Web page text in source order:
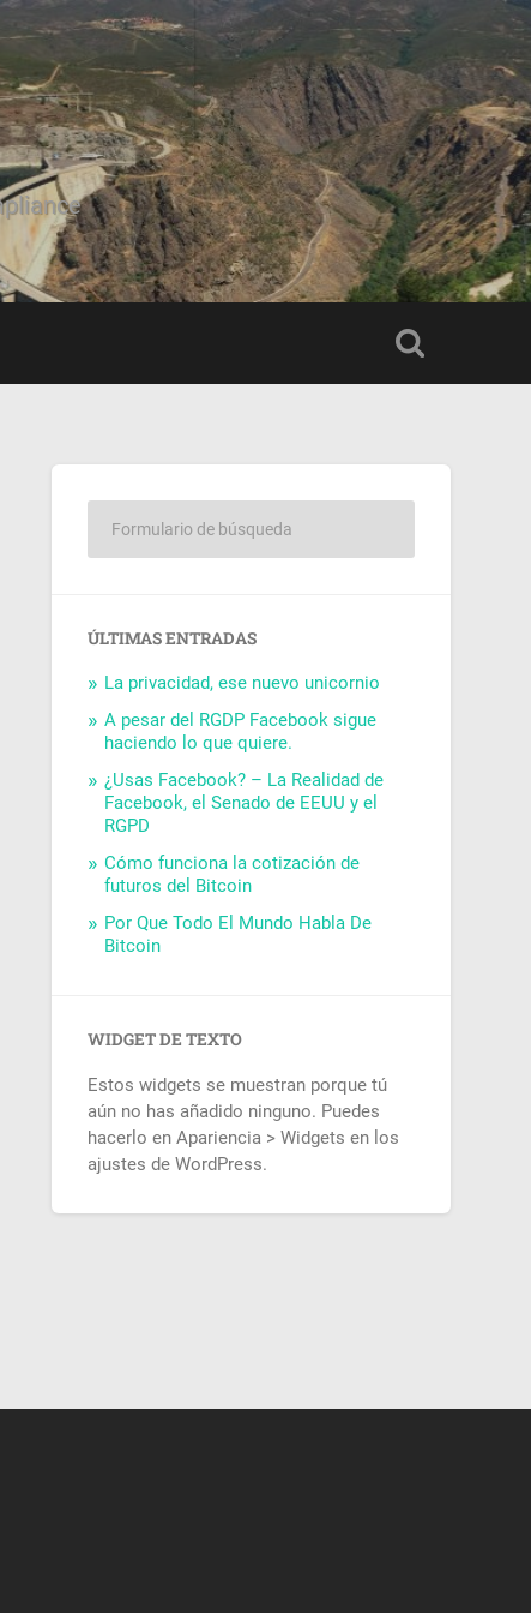
ÚLTIMAS ENTRADAS
La privacidad, ese nuevo unicornio
A pesar del RGDP Facebook sigue
haciendo lo que quiere.
¿Usas Facebook? – La Realidad de
Facebook, el Senado de EEUU y el
RGPD
Cómo funciona la cotización de
futuros del Bitcoin
Por Que Todo El Mundo Habla De
Bitcoin
WIDGET DE TEXTO
Estos widgets se muestran porque tú
aún no has añadido ninguno. Puedes
hacerlo en Apariencia > Widgets en los
ajustes de WordPress.